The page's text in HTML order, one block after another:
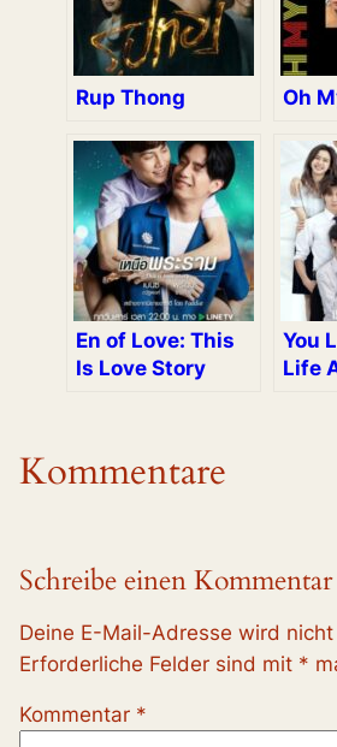
Rup Thong Oh
En of Love: This
Is Love Story
You
Life
Kommentare
Schreibe einen Kommentar
Deine E-Mail-Adresse wird
Erforderliche Felder sind mit *
Kommentar *